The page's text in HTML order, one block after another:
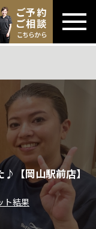
♪【岡山駅前店】
ト結果